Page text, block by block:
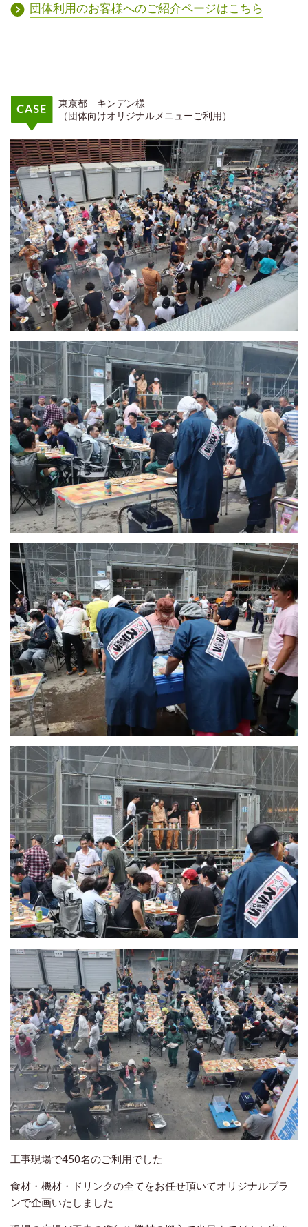
団体利用のお客様へのご紹介ページはこちら
東京都 キンデン様
（団体向けオリジナルメニューご利用）
工事現場で450名のご利用でした
食材・機材・ドリンクの全てをお任せ頂いてオリジナルプラ
ンで企画いたしました